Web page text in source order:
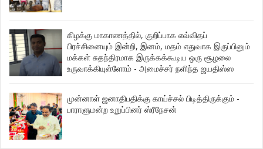
கிழக்கு மாகாணத்தில், குறிப்பாக எவ்விதப்
பிரச்சினையும் இன்றி, இனம், மதம் எதுவாக இருப்பினும்
மக்கள் சுதந்திரமாக இருக்கக்கூடிய ஒரு சூழலை
உருவாக்கியுள்ளோம் - அமைச்சர் நளிந்த ஜயதிஸ்ஸ
முன்னாள் ஜனாதிபதிக்கு காய்ச்சல் பிடித்திருக்கும் -
பாராளுமன்ற உறுப்பினர் ஸ்ரீநேசன்